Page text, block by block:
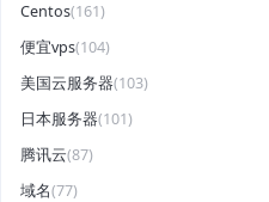
Centos(161)
便宜vps(104)
美国云服务器(103)
日本服务器(101)
腾讯云(87)
域名(77)